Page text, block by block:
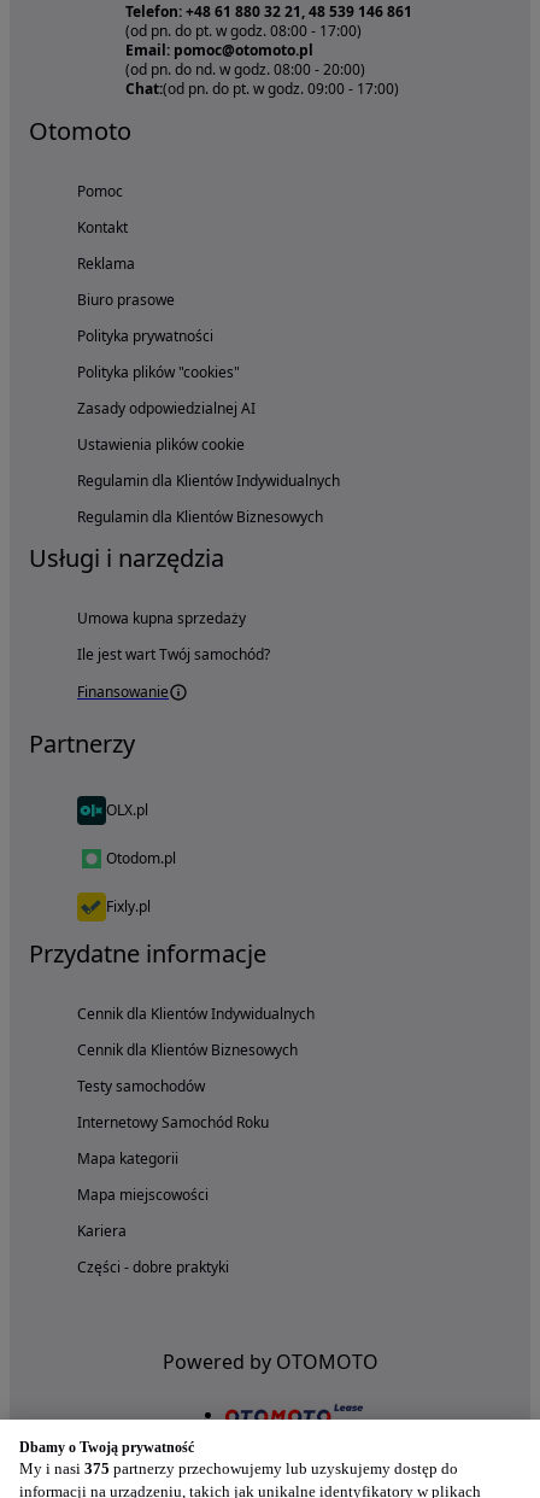
Telefon: +48 61 880 32 21, 48 539 146 861
(od pn. do pt. w godz. 08:00 - 17:00)
Email: pomoc@otomoto.pl
(od pn. do nd. w godz. 08:00 - 20:00)
Chat:(od pn. do pt. w godz. 09:00 - 17:00)
Otomoto
Pomoc
Kontakt
Reklama
Biuro prasowe
Polityka prywatności
Polityka plików "cookies"
Zasady odpowiedzialnej AI
Ustawienia plików cookie
Regulamin dla Klientów Indywidualnych
Regulamin dla Klientów Biznesowych
Usługi i narzędzia
Umowa kupna sprzedaży
Ile jest wart Twój samochód?
Finansowanie
Partnerzy
OLX.pl
Otodom.pl
Fixly.pl
Przydatne informacje
Cennik dla Klientów Indywidualnych
Cennik dla Klientów Biznesowych
Testy samochodów
Internetowy Samochód Roku
Mapa kategorii
Mapa miejscowości
Kariera
Części - dobre praktyki
Powered by OTOMOTO
Dbamy o Twoją prywatność
My i nasi 375 partnerzy przechowujemy lub uzyskujemy dostęp do
informacji na urządzeniu, takich jak unikalne identyfikatory w plikach